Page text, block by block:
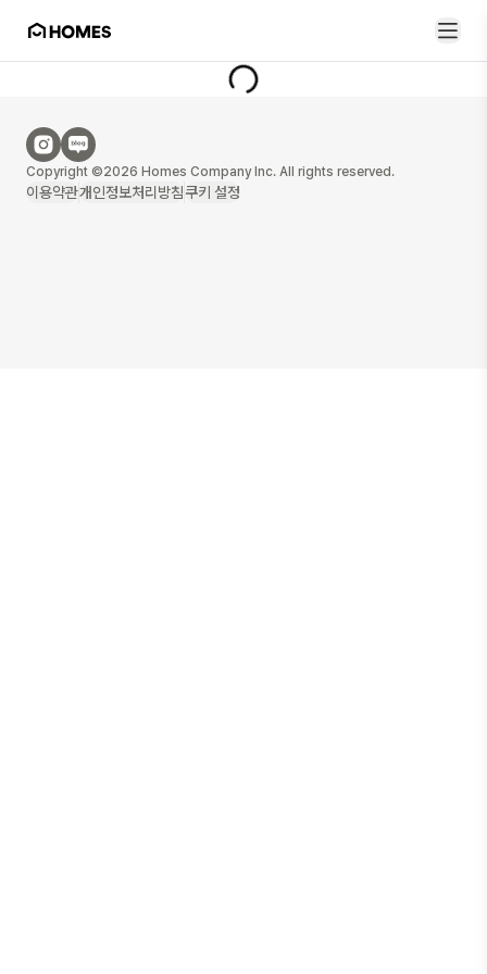
Copyright ©2026 Homes Company Inc. All rights reserved.
이용약관개인정보처리방침쿠키 설정